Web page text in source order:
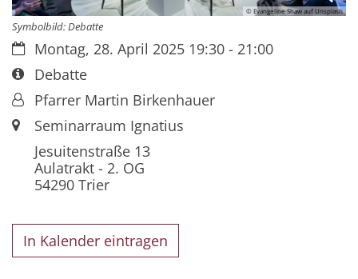
© Evangeline Shaw auf Unsplash
Symbolbild: Debatte
Datum:Montag, 28. April 2025 19:30 - 21:00
Art bzw. Nummer:
Debatte
Von:Pfarrer Martin Birkenhauer
Ort:Seminarraum Ignatius
Jesuitenstraße 13
Aulatrakt - 2. OG
54290 Trier
In Kalender eintragen